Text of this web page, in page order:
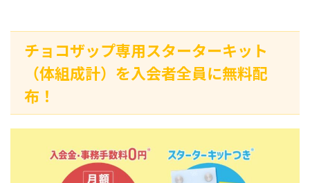
チョコザップ専用スターターキット
（体組成計）を入会者全員に無料配
布！